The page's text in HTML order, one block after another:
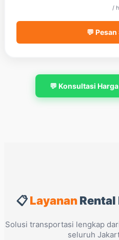
/
💬
💬 Konsultasi
📋LayananRental
Solusi transportasi lengkap
seluruh